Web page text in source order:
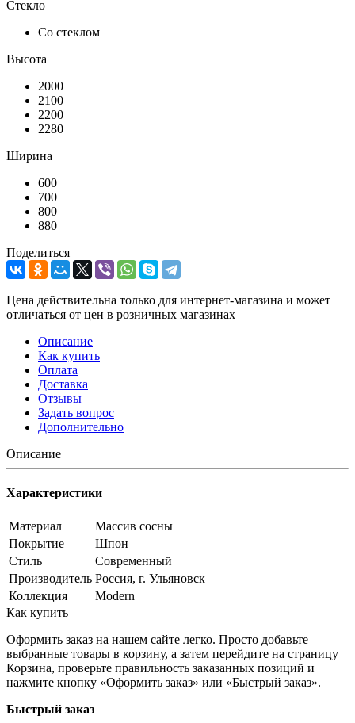
Стекло
Со стеклом
Высота
2000
2100
2200
2280
Ширина
600
700
800
880
Поделиться
Цена действительна только для интернет-магазина и может
отличаться от цен в розничных магазинах
Описание
Как купить
Оплата
Доставка
Отзывы
Задать вопрос
Дополнительно
Описание
Характеристики
Материал
Массив сосны
Покрытие
Шпон
Стиль
Современный
Производитель Россия, г. Ульяновск
Коллекция
Modern
Как купить
Оформить заказ на нашем сайте легко. Просто добавьте
выбранные товары в корзину, а затем перейдите на страницу
Корзина, проверьте правильность заказанных позиций и
нажмите кнопку «Оформить заказ» или «Быстрый заказ».
Быстрый заказ